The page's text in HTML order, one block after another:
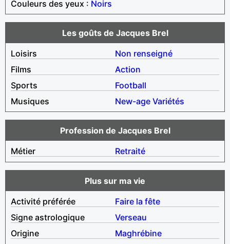
Couleurs des yeux : Noirs
Les goûts de Jacques Brel
Loisirs
Non renseigné
Films
Action
Sports
Football
Musiques
New-age Variétés
Profession de Jacques Brel
Métier
Retraité
Plus sur ma vie
Activité préférée
Faire la fête
Signe astrologique
Verseau
Origine
Maghrébine